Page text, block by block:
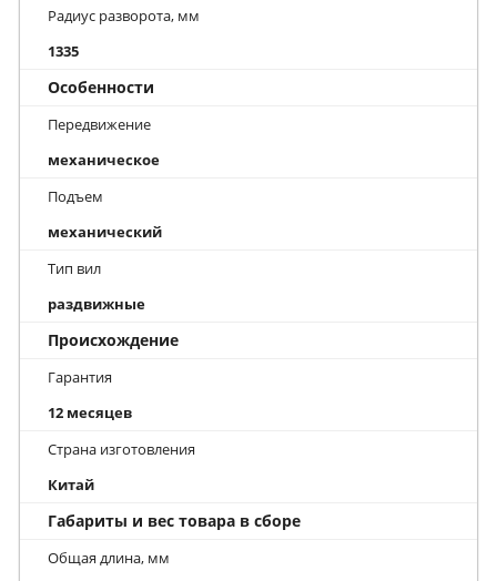
Радиус разворота, мм
1335
Особенности
Передвижение
механическое
Подъем
механический
Тип вил
раздвижные
Происхождение
Гарантия
12 месяцев
Страна изготовления
Китай
Габариты и вес товара в сборе
Общая длина, мм